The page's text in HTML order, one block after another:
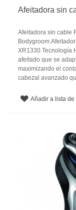
Afeitadora sin
Afeitadora sin cable
XR1330.Tecnología
afeitado que se
maximizando el
cabezal avanzado
Añadir a lista de